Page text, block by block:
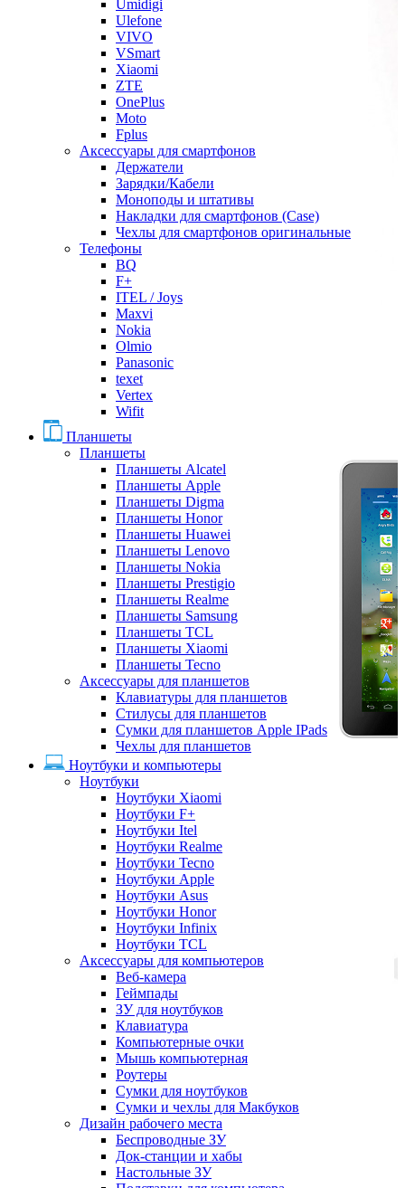
Umidigi
Ulefone
VIVO
VSmart
Xiaomi
ZTE
OnePlus
Moto
Fplus
Аксессуары для смартфонов
Держатели
Зарядки/Кабели
Моноподы и штативы
Накладки для смартфонов (Case)
Чехлы для смартфонов оригинальные
Телефоны
BQ
F+
ITEL / Joys
Maxvi
Nokia
Olmio
Panasonic
texet
Vertex
Wifit
Планшеты
Планшеты
Планшеты Alcatel
Планшеты Apple
Планшеты Digma
Планшеты Honor
Планшеты Huawei
Планшеты Lenovo
Планшеты Nokia
Планшеты Prestigio
Планшеты Realme
Планшеты Samsung
Планшеты TCL
Планшеты Xiaomi
Планшеты Tecno
Аксессуары для планшетов
Клавиатуры для планшетов
Стилусы для планшетов
Сумки для планшетов Apple IPads
Чехлы для планшетов
Ноутбуки и компьютеры
Ноутбуки
Ноутбуки Xiaomi
Ноутбуки F+
Ноутбуки Itel
Ноутбуки Realme
Ноутбуки Tecno
Ноутбуки Apple
Ноутбуки Asus
Ноутбуки Honor
Ноутбуки Infinix
Ноутбуки TCL
Аксессуары для компьютеров
Веб-камера
Геймпады
ЗУ для ноутбуков
Клавиатура
Компьютерные очки
Мышь компьютерная
Роутеры
Сумки для ноутбуков
Сумки и чехлы для Макбуков
Дизайн рабочего места
Беспроводные ЗУ
Док-станции и хабы
Настольные ЗУ